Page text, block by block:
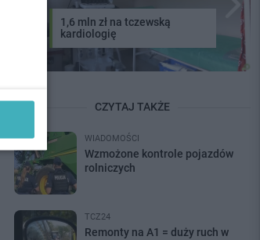
1,6 mln zł na tczewską
kardiologię
CZYTAJ TAKŻE
WIADOMOŚCI
Wzmożone kontrole pojazdów
rolniczych
TCZ24
Remonty na A1 = duży ruch w